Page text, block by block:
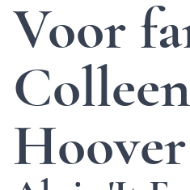
Voor
Colleen
Hoover